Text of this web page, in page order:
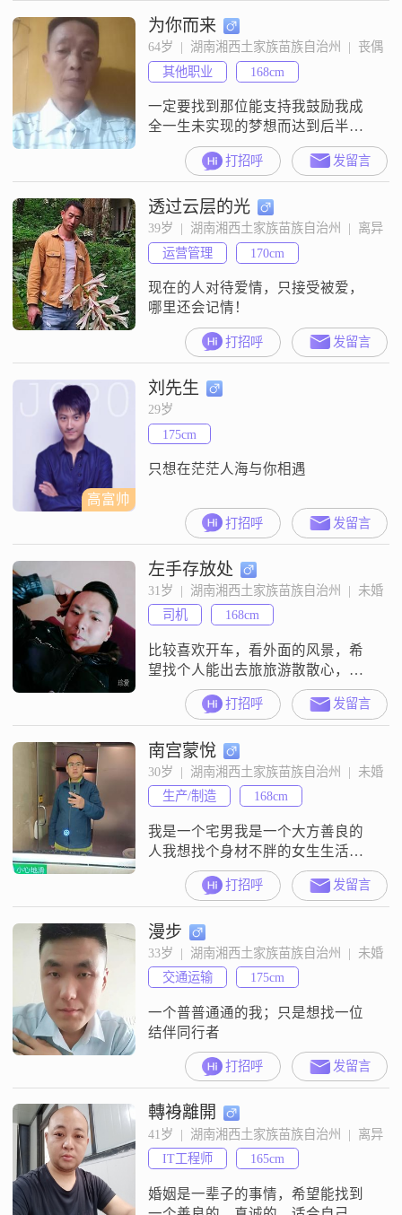
为你而来
64岁  |  湖南湘西土家族苗族自治州  |  丧偶
其他职业
168cm
一定要找到那位能支持我鼓励我成
全一生未实现的梦想而达到后半生
恩爱如初，不求同年同月同日生但
求同年同月同日死。本人前半生风
波四起，拼命挣扎，努力向上。全
身上下正能量的勇气一直在发光。
希望在此能遇上苍天允许双方恩爱
永不退色的那位女神降来人间为
盼。
打招呼 发留言
透过云层的光
39岁  |  湖南湘西土家族苗族自治州  |  离异
运营管理
170cm
现在的人对待爱情，只接受被爱，
哪里还会记情！
打招呼 发留言
高富帅
刘先生
29岁
175cm
只想在茫茫人海与你相遇
打招呼 发留言
左手存放处
31岁  |  湖南湘西土家族苗族自治州  |  未婚
司机
168cm
比较喜欢开车，看外面的风景，希
望找个人能出去旅旅游散散心，来
一场说走就走的旅行！
打招呼 发留言
南宫蒙悅
30岁  |  湖南湘西土家族苗族自治州  |  未婚
生产/制造
168cm
我是一个宅男我是一个大方善良的
人我想找个身材不胖的女生生活中
我喜欢做好吃的和玩王者荣耀与吃
鸡我害怕孤独想找个对象结婚，我
想天天跟老婆说一些甜蜜的话分析
一些正能量的事情，我想每个月给
老婆8000块钱用我想让老婆不用去
工作
打招呼 发留言
漫步
33岁  |  湖南湘西土家族苗族自治州  |  未婚
交通运输
175cm
一个普普通通的我；只是想找一位
结伴同行者
打招呼 发留言
轉裑離開
41岁  |  湖南湘西土家族苗族自治州  |  离异
IT工程师
165cm
婚姻是一辈子的事情，希望能找到